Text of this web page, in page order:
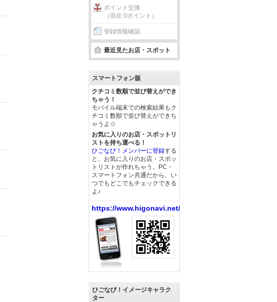
ポイント交換
（現在 0ポイント）
登録情報確認
最近見たお店・スポット
スマートフォン版
クチコミ数順で並び替えができ
ちゃう！
モバイル端末での検索結果もク
チコミ数順で並び替えができち
ゃうよ☆
お気に入りのお店・スポットリ
ストを持ち運べる！
ひごなび！メンバーに登録する
と、お気に入りのお店・スポッ
トリストが作れちゃう。PC・
スマートフォン共通だから、い
つでもどこでもチェックできる
よ♪
https://www.higonavi.net/
ひごなび！イメージキャラク
ター